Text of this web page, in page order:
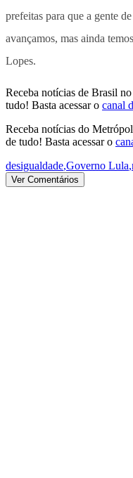
prefeitas para que a gente
avançamos, mas ainda
Lopes.
Receba notícias de Brasil
tudo! Basta acessar o canal
Receba notícias do
de tudo! Basta acessar o
desigualdade,Governo Lula,
Ver Comentários